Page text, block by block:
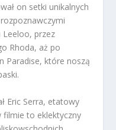
on setki unikalnych
przez
Rhoda, aż po
Paradise, które noszą
Eric Serra, etatowy
filmie to eklektyczny